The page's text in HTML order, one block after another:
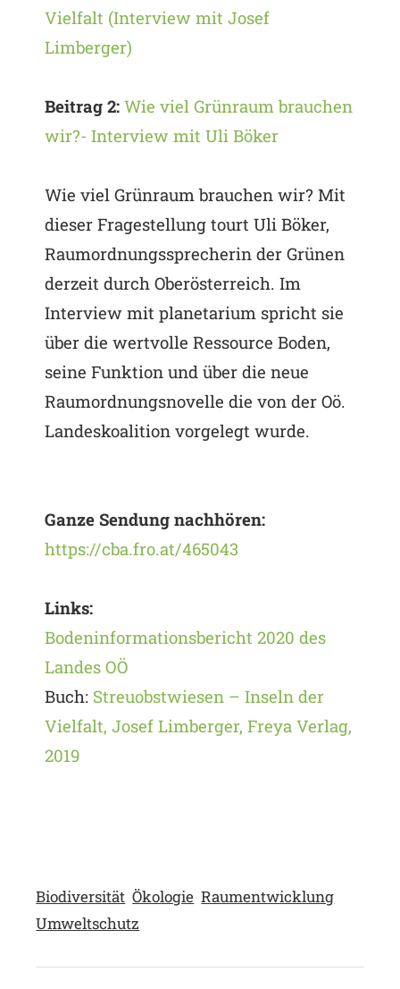
Vielfalt (Interview mit Josef
Limberger)
Beitrag 2: Wie viel Grünraum brauchen
wir?- Interview mit Uli Böker
Wie viel Grünraum brauchen wir? Mit
dieser Fragestellung tourt Uli Böker,
Raumordnungssprecherin der Grünen
derzeit durch Oberösterreich. Im
Interview mit planetarium spricht sie
über die wertvolle Ressource Boden,
seine Funktion und über die neue
Raumordnungsnovelle die von der Oö.
Landeskoalition vorgelegt wurde.
Ganze Sendung nachhören:
https://cba.fro.at/465043
Links:
Bodeninformationsbericht 2020 des
Landes OÖ
Buch: Streuobstwiesen – Inseln der
Vielfalt, Josef Limberger, Freya Verlag,
2019
Biodiversität Ökologie Raumentwicklung
Umweltschutz